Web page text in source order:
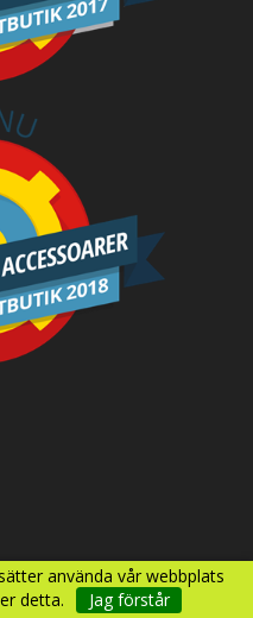
använda vår webbplats
detta.
Jag förstår